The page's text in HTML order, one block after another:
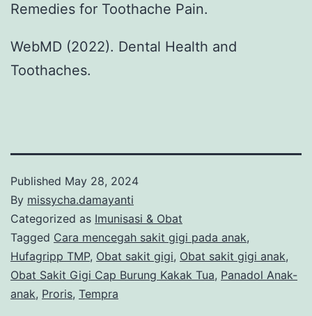
Remedies for Toothache Pain.
WebMD (2022). Dental Health and
Toothaches.
Published May 28, 2024
By missycha.damayanti
Categorized as Imunisasi & Obat
Tagged Cara mencegah sakit gigi pada anak,
Hufagripp TMP, Obat sakit gigi, Obat sakit gigi anak,
Obat Sakit Gigi Cap Burung Kakak Tua, Panadol Anak-
anak, Proris, Tempra